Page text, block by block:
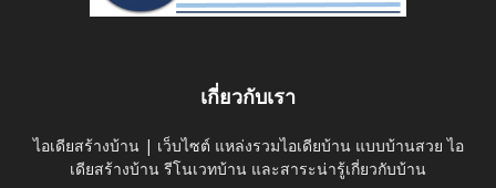
เกี่ยวกับเรา
ไอเดียสร้างบ้าน | เว็บไซต์ แหล่งรวมไอเดียบ้าน แบบบ้านสวย ไอ
เดียสร้างบ้าน รีโนเวทบ้าน และสาระน่ารู้เกี่ยวกับบ้าน